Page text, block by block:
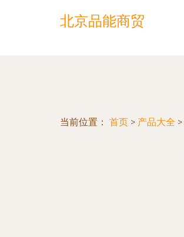
北京品能商贸
当前位置： 首页 > 产品大全 >